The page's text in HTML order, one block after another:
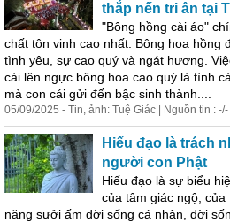
thắp nến tri ân tại
"Bông hồng cài áo"
chất tôn vinh cao nhất. Bông hoa hồng
tình yêu, sự cao quý và ngát hương.
cài lên ngực bông hoa cao quý là tình
mà con cái gửi đến bậc sinh thành....
05/09/2025 - Tin, ảnh: Tuệ Giác | Nguồn tin : -/-
Hiếu đạo là trách
người con Phật
Hiếu đạo là sự biểu
của tâm giác ngộ,
năng sưởi ấm đời sống cá nhân, đời